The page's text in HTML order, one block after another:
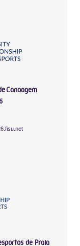
Canoagem
de Praia